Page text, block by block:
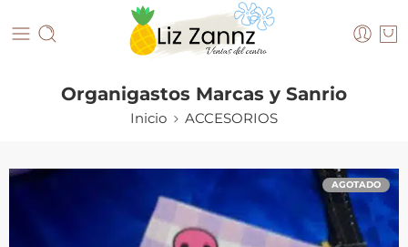
Organigastos Marcas y Sanrio
Inicio ACCESORIOS
AGOTADO